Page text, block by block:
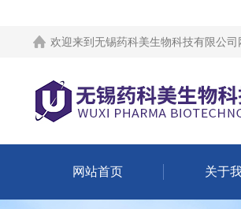
欢迎来到 无锡药科美生物科技有限公司
网站首页 关于